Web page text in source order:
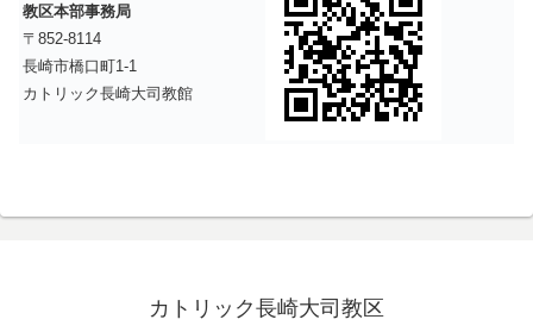
教区本部事務局
〒852-8114
長崎市橋口町1-1
カトリック長崎大司教館
カトリック長崎大司教区